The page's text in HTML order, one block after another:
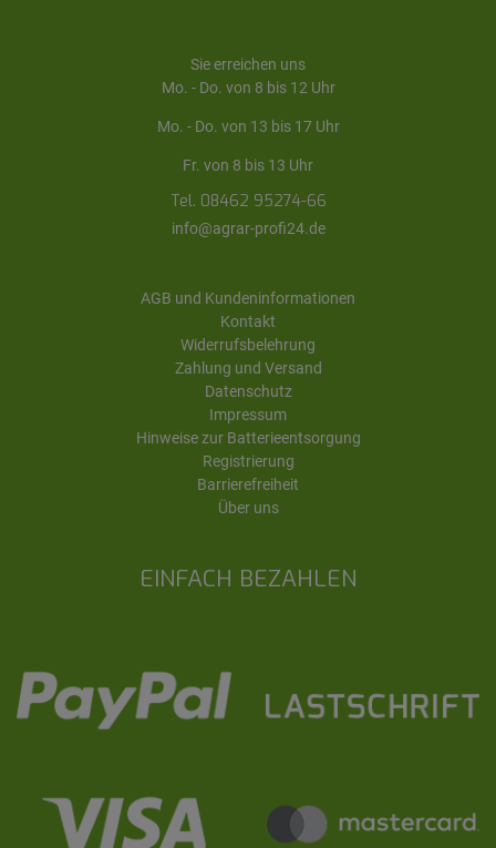
EINFACH BEZAHLEN
Sie erreichen uns
Mo. - Do. von 8 bis 12 Uhr
Mo. - Do. von 13 bis 17 Uhr
Fr. von 8 bis 13 Uhr
Tel. 08462 95274-66
info@agrar-profi24.de
AGB und Kundeninformationen
Kontakt
Widerrufsbelehrung
Zahlung und Versand
Datenschutz
Impressum
Hinweise zur Batterieentsorgung
Registrierung
Barrierefreiheit
Über uns